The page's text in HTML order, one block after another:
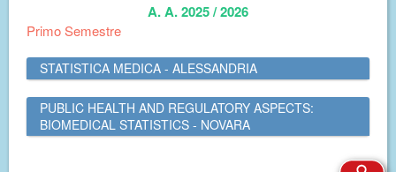
A. A. 2025 / 2026
Primo Semestre
STATISTICA MEDICA - ALESSANDRIA
PUBLIC HEALTH AND REGULATORY ASPECTS:
BIOMEDICAL STATISTICS - NOVARA